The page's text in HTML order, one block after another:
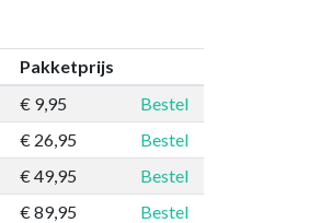
Pakketprijs
€ 9,95
Bestel
€ 26,95
Bestel
€ 49,95
Bestel
€ 89,95
Bestel